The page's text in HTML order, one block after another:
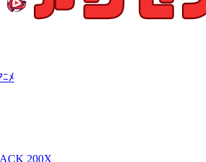
とした動画紹介ブログ
ﾒ
200X